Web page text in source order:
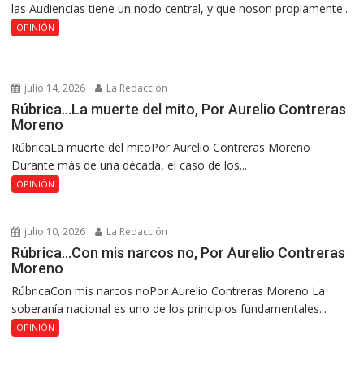
las Audiencias tiene un nodo central, y que noson propiamente...
OPINIÓN
julio 14, 2026 La Redacción
Rúbrica…La muerte del mito, Por Aurelio Contreras
Moreno
RúbricaLa muerte del mitoPor Aurelio Contreras Moreno
Durante más de una década, el caso de los...
OPINIÓN
julio 10, 2026 La Redacción
Rúbrica…Con mis narcos no, Por Aurelio Contreras
Moreno
RúbricaCon mis narcos noPor Aurelio Contreras Moreno La
soberanía nacional es uno de los principios fundamentales...
OPINIÓN